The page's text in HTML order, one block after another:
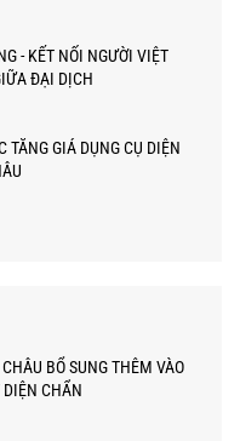
- KẾT NỐI NGƯỜI VIỆT
ĐẠI DỊCH
TĂNG GIÁ DỤNG CỤ DIỆN
BỔ SUNG THÊM VÀO
DIỆN CHẨN